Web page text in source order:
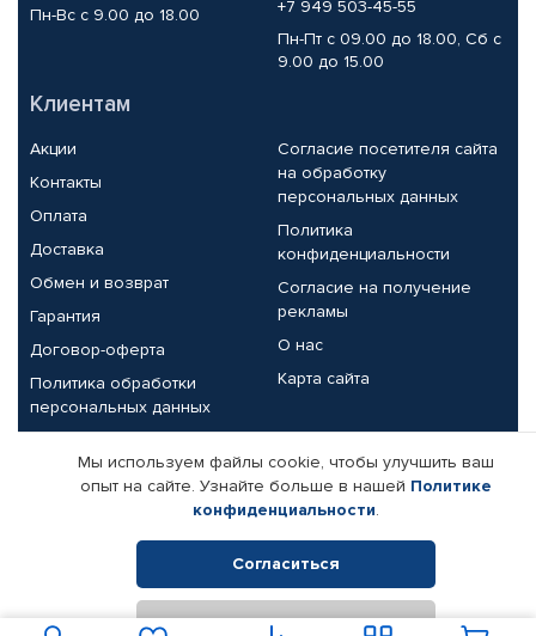
Пн-Вс с 9.00 до 18.00
+7 949 503-45-55
Пн-Пт с 09.00 до 18.00, Сб с
9.00 до 15.00
Клиентам
Акции
Контакты
Оплата
Доставка
Обмен и возврат
Гарантия
Договор-оферта
Политика обработки
персональных данных
Согласие посетителя сайта
на обработку
персональных данных
Политика
конфиденциальности
Согласие на получение
рекламы
О нас
Карта сайта
Партнерам
Корпоративным клиентам
Поставщикам
Реквизиты компании
© КАМАЗ ЦЕНТР ДОНЕЦК, 2015-2026. Все права защищены.
Мы используем файлы cookie, чтобы улучшить ваш
опыт на сайте. Узнайте больше в нашей Политике
конфиденциальности.
Согласиться
Отклонить